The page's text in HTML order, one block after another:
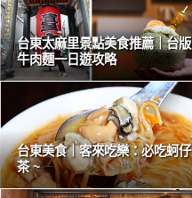
台東太麻里景點美食推薦｜台
牛肉麵一日遊攻略
台東美食｜客來吃樂：必吃蚵
茶 ~